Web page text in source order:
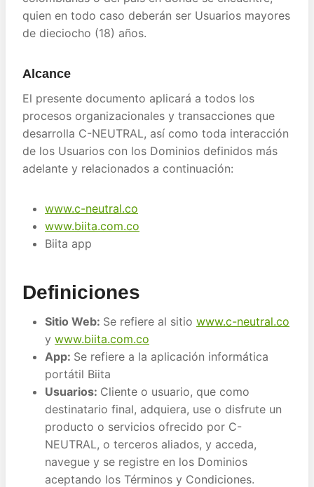
quien en todo caso deberán ser Usuarios mayores
de dieciocho (18) años.
Alcance
El presente documento aplicará a todos los
procesos organizacionales y transacciones que
desarrolla C-NEUTRAL, así como toda interacción
de los Usuarios con los Dominios definidos más
adelante y relacionados a continuación:
www.c-neutral.co
www.biita.com.co
Biita app
Definiciones
Sitio Web: Se refiere al sitio www.c-neutral.co
y www.biita.com.co
App: Se refiere a la aplicación informática
portátil Biita
Usuarios: Cliente o usuario, que como
destinatario final, adquiera, use o disfrute un
producto o servicios ofrecido por C-
NEUTRAL, o terceros aliados, y acceda,
navegue y se registre en los Dominios
aceptando los Términos y Condiciones.